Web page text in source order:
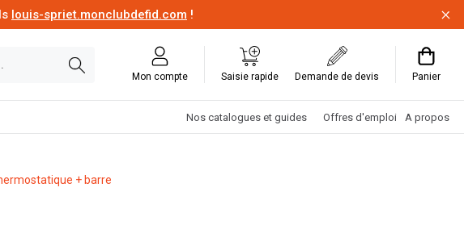
louis-spriet.monclubdefid.com !
Mon compte Saisie rapide Demande de devis Panier
Nos catalogues et guides Offres d'emploi A propos
+ barre